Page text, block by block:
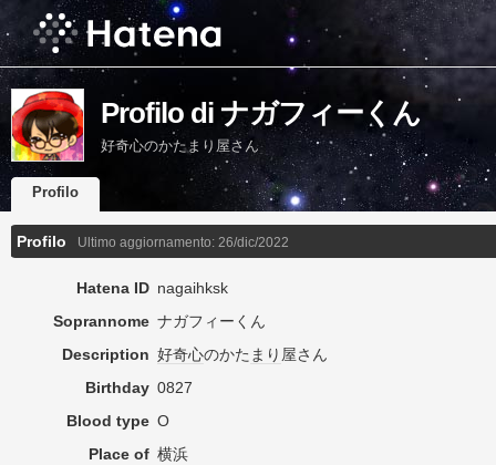
Profilo di ナガフィーくん
好奇心のかたまり屋さん
Profilo
Profilo Ultimo aggiornamento: 26/dic/2022
Hatena ID nagaihksk
Soprannome ナガフィーくん
Description 好奇心のかた まり 屋さん
Birthday 0827
Blood type O
Place of 横浜